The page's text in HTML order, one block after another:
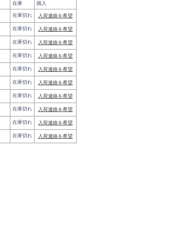
在庫 購入
在庫切れ 入荷連絡を希望
在庫切れ 入荷連絡を希望
在庫切れ 入荷連絡を希望
在庫切れ 入荷連絡を希望
在庫切れ 入荷連絡を希望
在庫切れ 入荷連絡を希望
在庫切れ 入荷連絡を希望
在庫切れ 入荷連絡を希望
在庫切れ 入荷連絡を希望
在庫切れ 入荷連絡を希望